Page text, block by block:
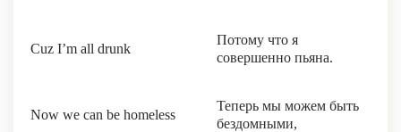
Cuz I’m all drunk
Потому что я
совершенно пьяна.
Now we can be homeless
Теперь мы можем быть
бездомными,